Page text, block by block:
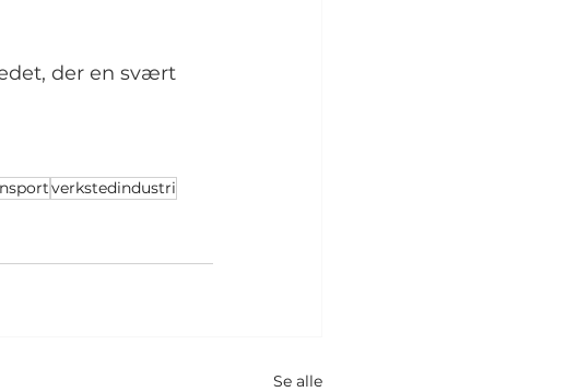
der en svært
verkstedindustri
Se alle